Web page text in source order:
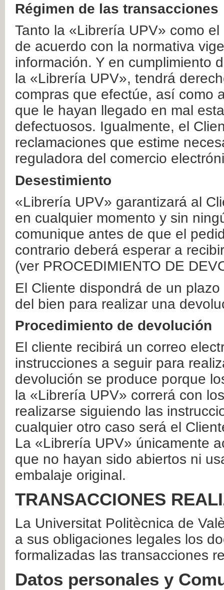
Régimen de las transacciones
Tanto la «Librería UPV» como
de acuerdo con la normativa
información. Y en cumplimiento
la «Librería UPV», tendrá
compras que efectúe, así como
que le hayan llegado en mal
defectuosos. Igualmente, el
reclamaciones que estime
reguladora del comercio
Desestimiento
«Librería UPV» garantizará al
en cualquier momento y sin
comunique antes de que el
contrario deberá esperar a
(ver PROCEDIMIENTO DE
El Cliente dispondrá de un
del bien para realizar una
Procedimiento de devolución
El cliente recibirá un correo
instrucciones a seguir para
devolución se produce porque
la «Librería UPV» correrá con
realizarse siguiendo las
cualquier otro caso será el
La «Librería UPV» únicamente
que no hayan sido abiertos ni
embalaje original.
TRANSACCIONES
La Universitat Politècnica de
a sus obligaciones legales los
formalizadas las transacciones
Datos personales y